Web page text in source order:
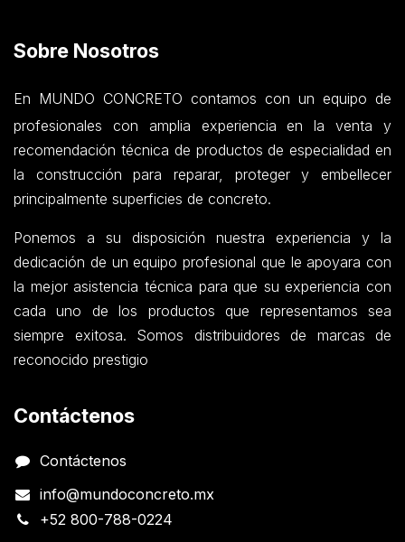
Sobre Nosotros
En MUNDO CONCRETO contamos con un equipo de
profesionales con amplia experiencia en la venta y
recomendación técnica de productos de especialidad en
la construcción para reparar, proteger y embellecer
principalmente superficies de concreto.
Ponemos a su disposición nuestra experiencia y la
dedicación de un equipo profesional que le apoyara con
la mejor asistencia técnica para que su experiencia con
cada uno de los productos que representamos sea
siempre exitosa. Somos distribuidores de marcas de
reconocido prestigio
Contáctenos
Contáctenos
info@mundoconcreto.mx
+52 800-788-0224